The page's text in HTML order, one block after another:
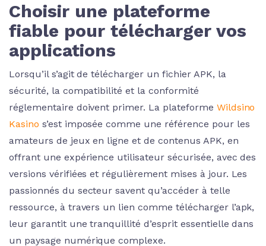
Choisir une plateforme
fiable pour télécharger vos
applications
Lorsqu’il s’agit de télécharger un fichier APK, la
sécurité, la compatibilité et la conformité
réglementaire doivent primer. La plateforme Wildsino
Kasino s’est imposée comme une référence pour les
amateurs de jeux en ligne et de contenus APK, en
offrant une expérience utilisateur sécurisée, avec des
versions vérifiées et régulièrement mises à jour. Les
passionnés du secteur savent qu’accéder à telle
ressource, à travers un lien comme télécharger l’apk,
leur garantit une tranquillité d’esprit essentielle dans
un paysage numérique complexe.